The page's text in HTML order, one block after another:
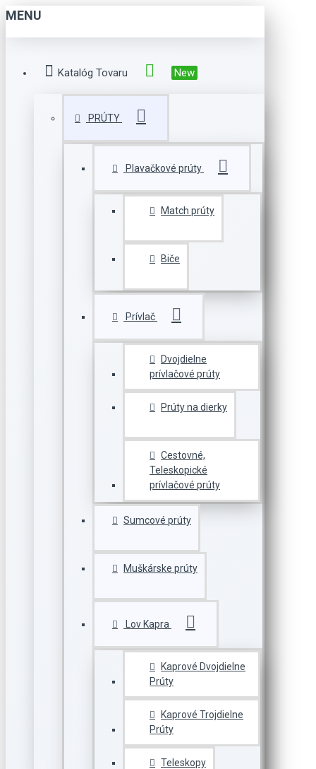
MENU
Katalóg Tovaru New
PRÚTY
Plavačkové prúty
Match prúty
Biče
Prívlač
Dvojdielne
prívlačové prúty
Prúty na dierky
Cestovné,
Teleskopické
prívlačové prúty
Sumcové prúty
Muškárske prúty
Lov Kapra
Kaprové Dvojdielne
Prúty
Kaprové Trojdielne
Prúty
Teleskopy